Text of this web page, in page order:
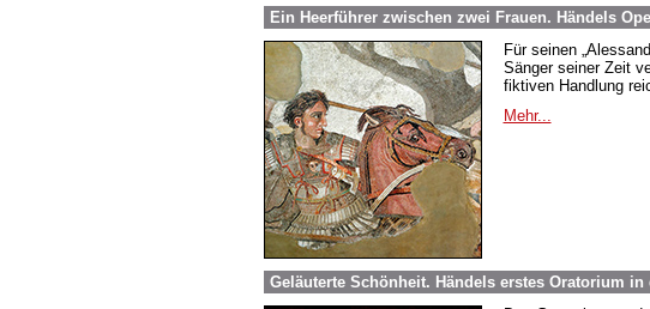
Ein Heerführer zwischen zwei Frauen. Händels
Für seinen
Sänger seiner Zeit
fiktiven Handlung
Mehr...
Geläuterte Schönheit. Händels erstes Oratorium